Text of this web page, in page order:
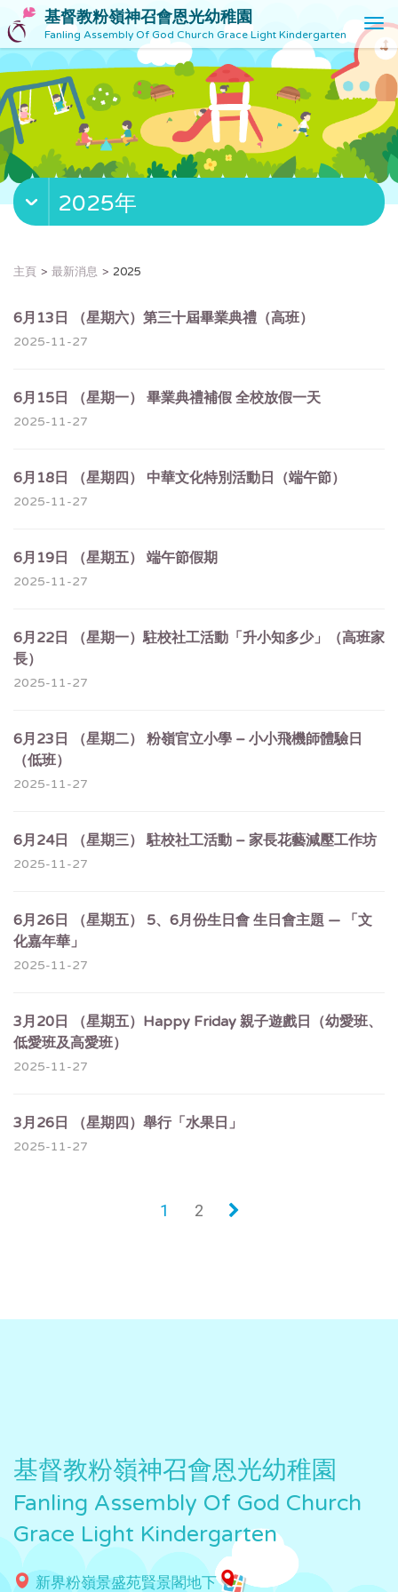
基督教粉嶺神召會恩光幼稚園
Fanling Assembly Of God Church Grace Light Kindergarten
T
o
g
l
e
v
g
2025年
主頁 最新消息 2025
6月13日 （星期六）第三十屆畢業典禮（高班）
2025-11-27
6月15日 （星期一） 畢業典禮補假 全校放假一天
2025-11-27
6月18日 （星期四） 中華文化特別活動日（端午節）
2025-11-27
6月19日 （星期五） 端午節假期
2025-11-27
6月22日 （星期一）駐校社工活動「升小知多少」（高班家
長）
2025-11-27
6月23日 （星期二） 粉嶺官立小學 – 小小飛機師體驗日
（低班）
2025-11-27
6月24日 （星期三） 駐校社工活動 – 家長花藝減壓工作坊
2025-11-27
6月26日 （星期五） 5、6月份生日會 生日會主題 — 「文
化嘉年華」
2025-11-27
3月20日 （星期五）Happy Friday 親子遊戲日（幼愛班、
低愛班及高愛班）
2025-11-27
3月26日 （星期四）舉行「水果日」
2025-11-27
1 2 »
基督教粉嶺神召會恩光幼稚園
Fanling Assembly Of God Church
Grace Light Kindergarten
新界粉嶺景盛苑賢景閣地下